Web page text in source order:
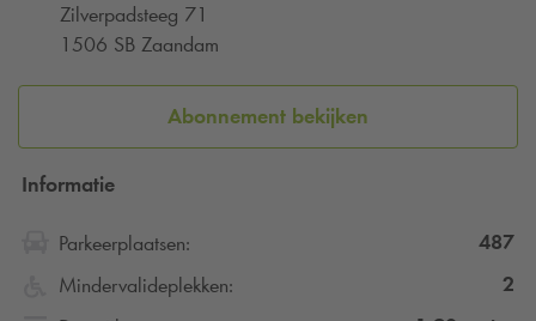
Zilverpadsteeg 71
1506 SB Zaandam
Abonnement bekijken
Informatie
Parkeerplaatsen:
487
Mindervalideplekken:
2